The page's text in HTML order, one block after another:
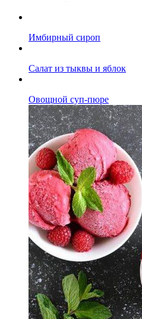
Имбирный сироп
Салат из тыквы и яблок
Овощной суп-пюре